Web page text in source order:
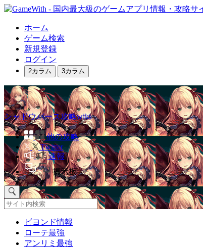
ホーム
ゲーム検索
新規登録
ログイン
2カラム 3カラム
シャドウバース攻略wiki
他の攻略
Twitter
速報
掲示板
ビヨンド情報
ローテ最強
アンリミ最強